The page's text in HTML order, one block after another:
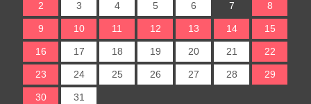
2 3 4 5 6 7 8
9 10 11 12 13 14 15
16 17 18 19 20 21 22
23 24 25 26 27 28 29
30 31